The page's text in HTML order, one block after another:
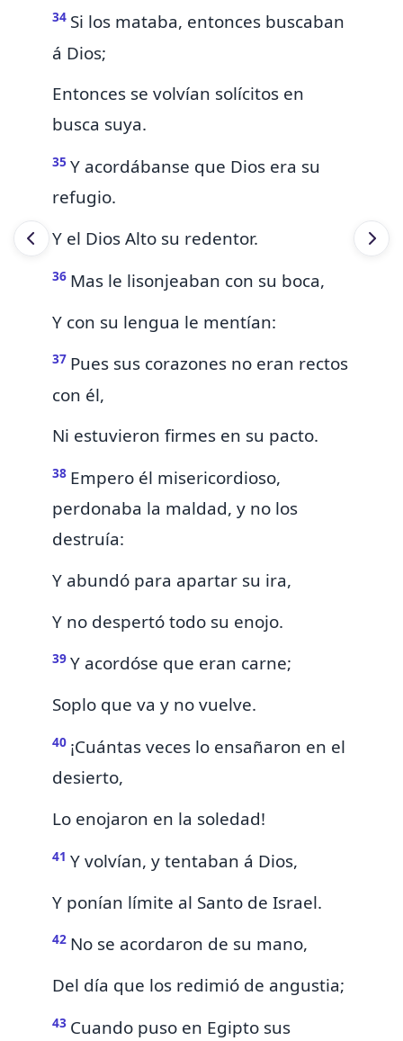
34 Si los mataba, entonces buscaban
á Dios;
Entonces se volvían solícitos en
busca suya.
35 Y acordábanse que Dios era su
refugio.
Y el Dios Alto su redentor.
36 Mas le lisonjeaban con su boca,
Y con su lengua le mentían:
37 Pues sus corazones no eran rectos
con él,
Ni estuvieron firmes en su pacto.
38 Empero él misericordioso,
perdonaba la maldad, y no los
destruía:
Y abundó para apartar su ira,
Y no despertó todo su enojo.
39 Y acordóse que eran carne;
Soplo que va y no vuelve.
40 ¡Cuántas veces lo ensañaron en el
desierto,
Lo enojaron en la soledad!
41 Y volvían, y tentaban á Dios,
Y ponían límite al Santo de Israel.
42 No se acordaron de su mano,
Del día que los redimió de angustia;
43 Cuando puso en Egipto sus